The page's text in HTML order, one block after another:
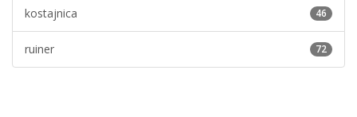
46
kostajnica
72
ruiner